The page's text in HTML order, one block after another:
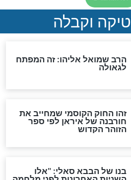
תהיה אפיקורסות
גדולה מאוד של
בוא המשיח יהיה
בתשובה?